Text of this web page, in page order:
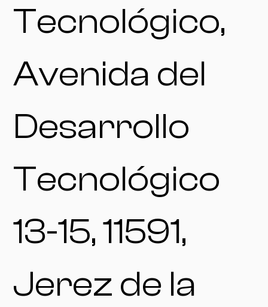
Tecnológico,
Avenida del
Desarrollo
Tecnológico
13-15, 11591,
Jerez de la